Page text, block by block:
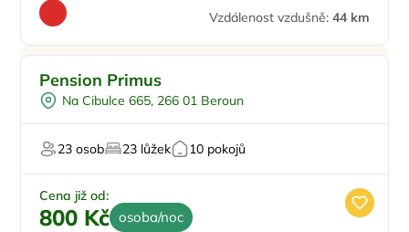
Vzdálenost vzdušně: 44 km
Pension Primus
Na Cibulce 665, 266 01 Beroun
23 osob 23 lůžek 10 pokojů
Cena již od:
800 Kč osoba/noc